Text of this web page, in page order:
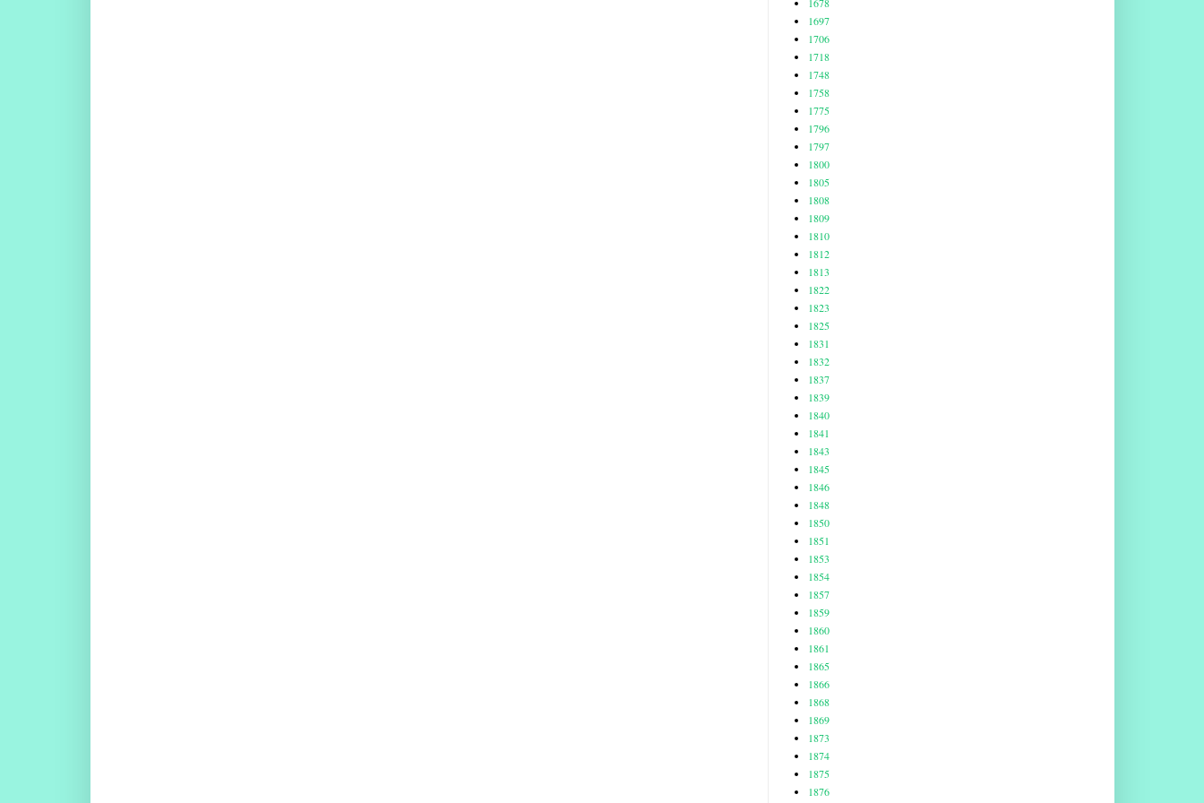
1697
1706
1718
1748
1758
1775
1796
1797
1800
1805
1808
1809
1810
1812
1813
1822
1823
1825
1831
1832
1837
1839
1840
1841
1843
1845
1846
1848
1850
1851
1853
1854
1857
1859
1860
1861
1865
1866
1868
1869
1873
1874
1875
1876